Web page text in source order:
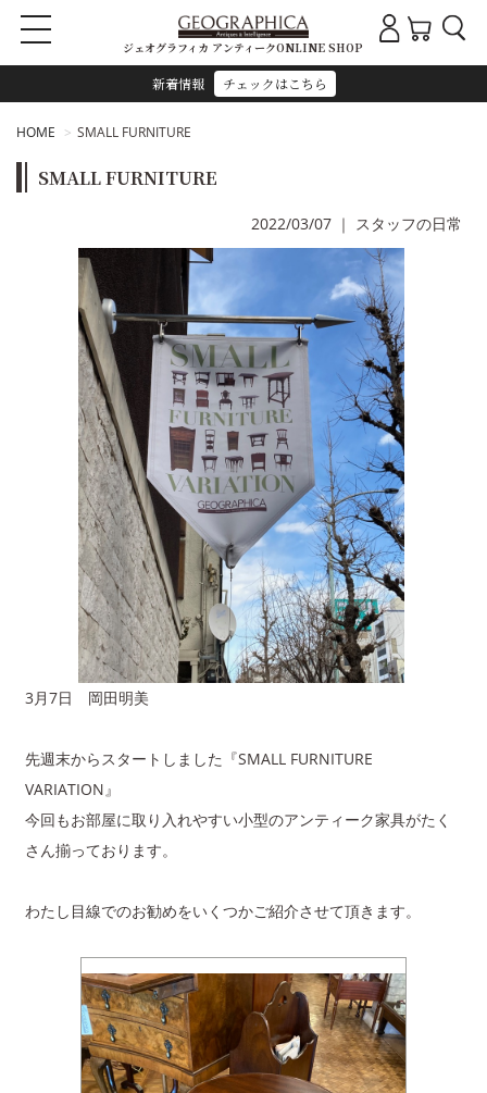
新着情報 チェックはこちら
ジェオグラフィカ アンティークONLINE SHOP
HOME SMALL FURNITURE
SMALL FURNITURE
2022/03/07 ｜ スタッフの日常
3月7日 岡田明美
先週末からスタートしました『SMALL FURNITURE
VARIATION』
今回もお部屋に取り入れやすい小型のアンティーク家具がたく
さん揃っております。
わたし目線でのお勧めをいくつかご紹介させて頂きます。